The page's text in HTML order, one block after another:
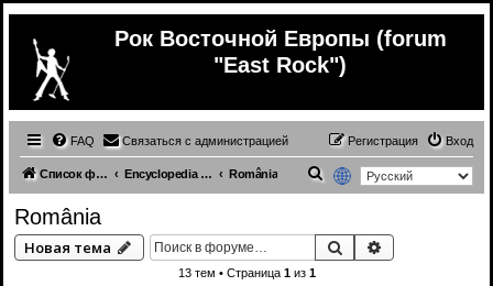
Рок Восточной Европы (forum
"East Rock")
FAQ Связаться с администрацией Вход
Регистрация
Список форумов Encyclopedia | Энциклопедия România
с
România
Новая тема Поиск
13 тем • Страница 1из 1